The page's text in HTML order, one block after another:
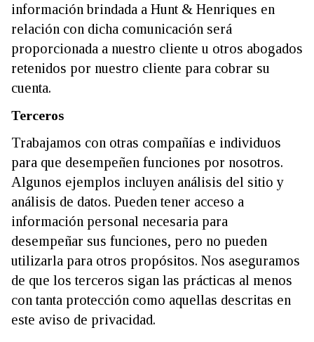
información brindada a Hunt & Henriques en
relación con dicha comunicación será
proporcionada a nuestro cliente u otros abogados
retenidos por nuestro cliente para cobrar su
cuenta.
Terceros
Trabajamos con otras compañías e individuos
para que desempeñen funciones por nosotros.
Algunos ejemplos incluyen análisis del sitio y
análisis de datos. Pueden tener acceso a
información personal necesaria para
desempeñar sus funciones, pero no pueden
utilizarla para otros propósitos. Nos aseguramos
de que los terceros sigan las prácticas al menos
con tanta protección como aquellas descritas en
este aviso de privacidad.